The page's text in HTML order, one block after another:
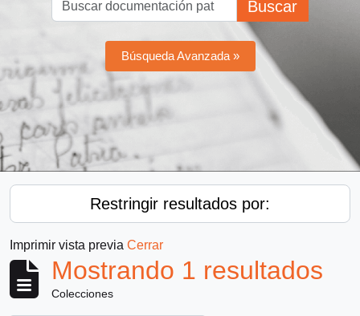
Buscar
Búsqueda Avanzada »
Restringir resultados por:
Imprimir vista previa Cerrar
Mostrando 1 resultados
Colecciones